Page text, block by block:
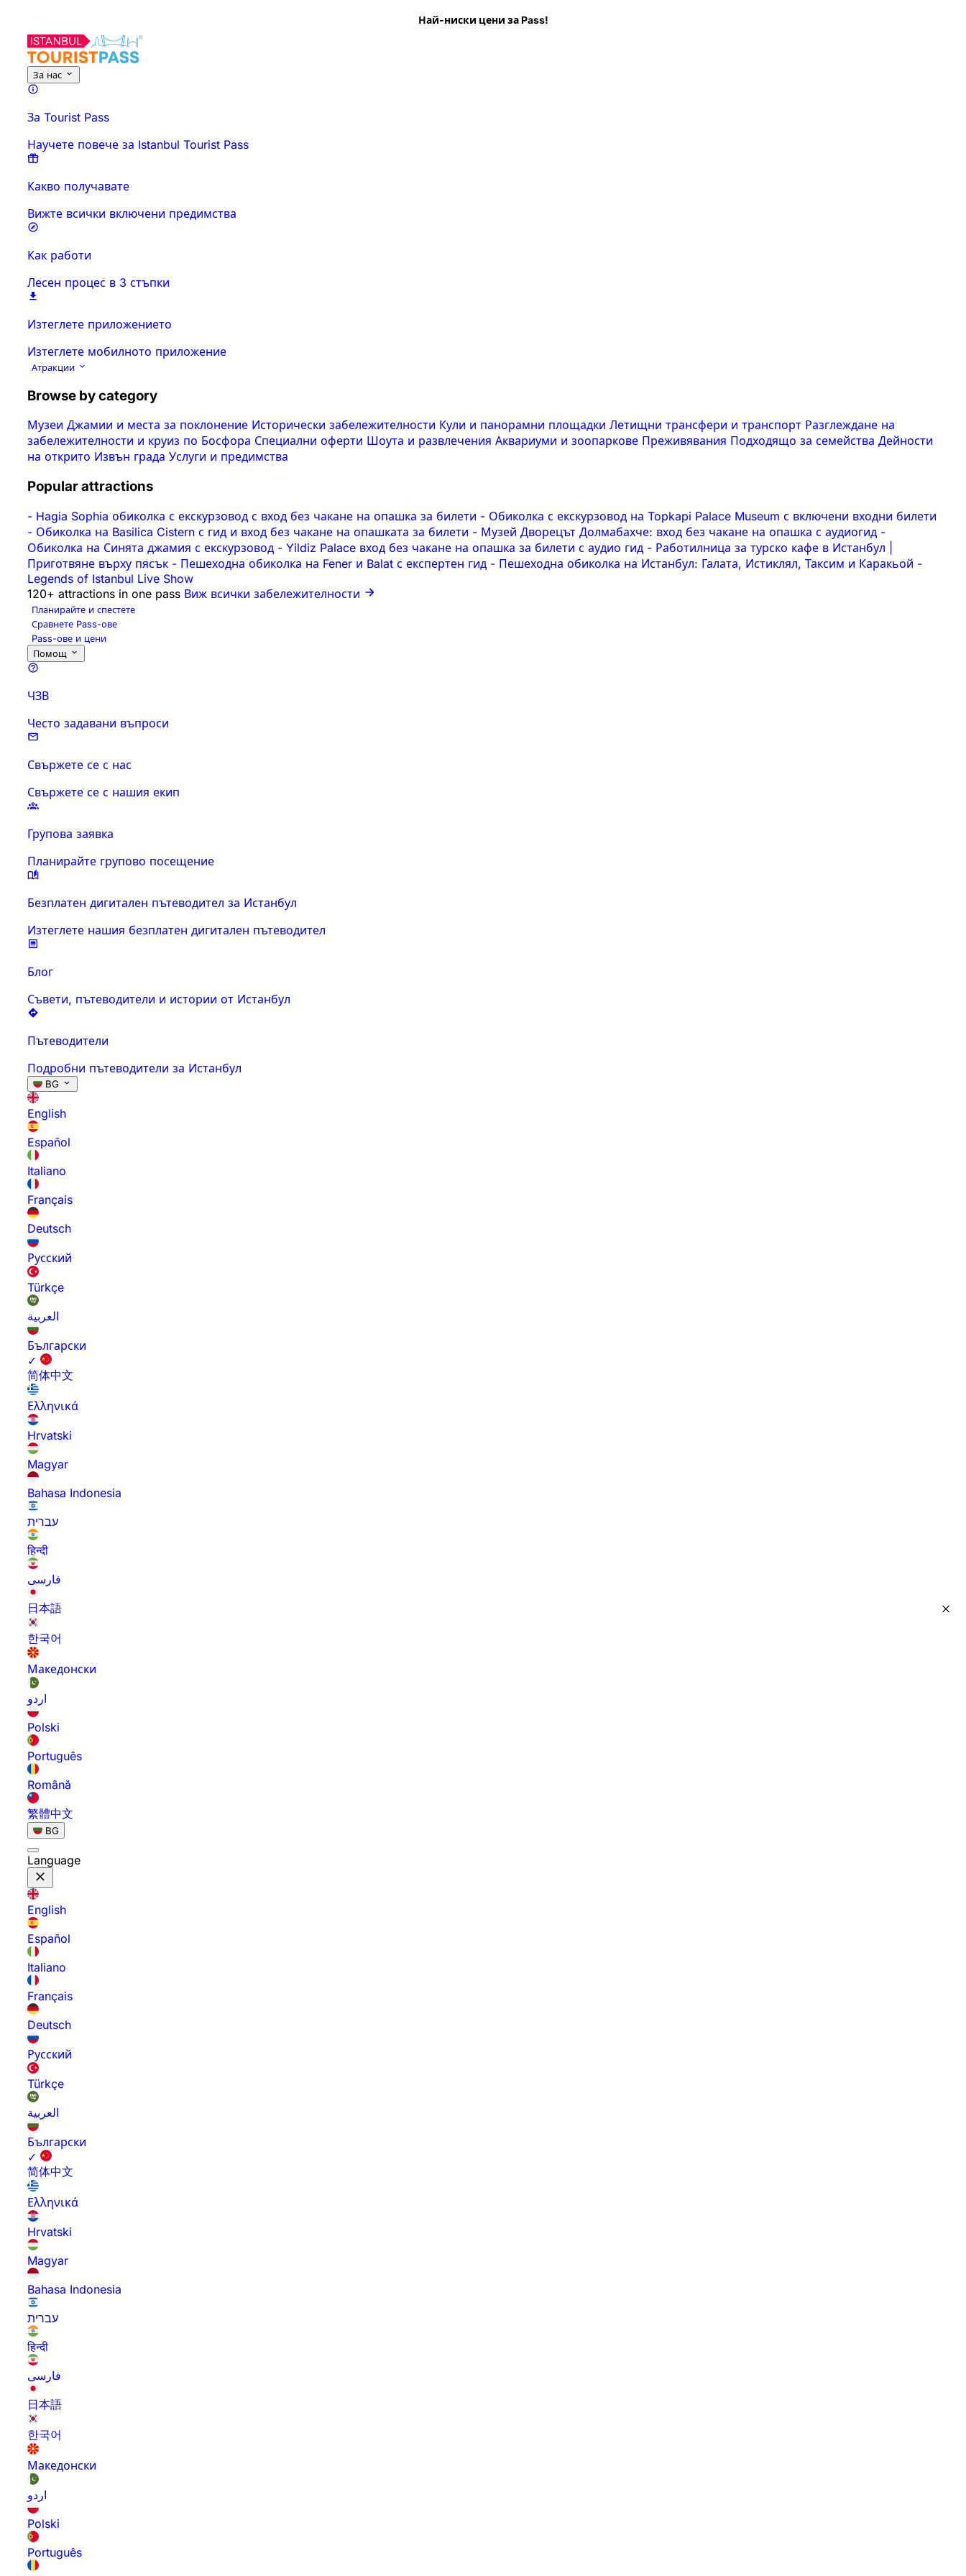
Най-ниски цени за Pass!
За нас
За Tourist Pass
Научете повече за Istanbul Tourist Pass
Какво получавате
Вижте всички включени предимства
Как работи
Лесен процес в 3 стъпки
Изтеглете приложението
Изтеглете мобилното приложение
Атракции
Browse by category
Музеи Джамии и места за поклонение Исторически забележителности Кули и панорамни площадки Летищни трансфери и транспорт Разглеждане на
забележителности и круиз по Босфора Специални оферти Шоута и развлечения Аквариуми и зоопаркове Преживявания Подходящо за семейства Дейности
на открито Извън града Услуги и предимства
Popular attractions
- Hagia Sophia обиколка с екскурзовод с вход без чакане на опашка за билети - Обиколка с екскурзовод на Topkapi Palace Museum с включени входни билети
- Обиколка на Basilica Cistern с гид и вход без чакане на опашката за билети - Музей Дворецът Долмабахче: вход без чакане на опашка с аудиогид -
Обиколка на Синята джамия с екскурзовод - Yildiz Palace вход без чакане на опашка за билети с аудио гид - Работилница за турско кафе в Истанбул |
Приготвяне върху пясък - Пешеходна обиколка на Fener и Balat с експертен гид - Пешеходна обиколка на Истанбул: Галата, Истиклял, Таксим и Каракьой -
Legends of Istanbul Live Show
120+ attractions in one pass Виж всички забележителности
Планирайте и спестете
Сравнете Pass-ове
Pass-ове и цени
Помощ
ЧЗВ
Често задавани въпроси
Свържете се с нас
Свържете се с нашия екип
Групова заявка
Планирайте групово посещение
Безплатен дигитален пътеводител за Истанбул
Изтеглете нашия безплатен дигитален пътеводител
Блог
Съвети, пътеводители и истории от Истанбул
Пътеводители
Подробни пътеводители за Истанбул
BG
English
Español
Italiano
Français
Deutsch
Русский
Türkçe
العربية
Български
✓
简体中文
Ελληνικά
Hrvatski
Magyar
Bahasa Indonesia
עברית
हिन्दी
فارسی
日本語
한국어
Македонски
اردو
Polski
Português
Română
繁體中文
BG
Language
English
Español
Italiano
Français
Deutsch
Русский
Türkçe
العربية
Български
✓
简体中文
Ελληνικά
Hrvatski
Magyar
Bahasa Indonesia
עברית
हिन्दी
فارسی
日本語
한국어
Македонски
اردو
Polski
Português